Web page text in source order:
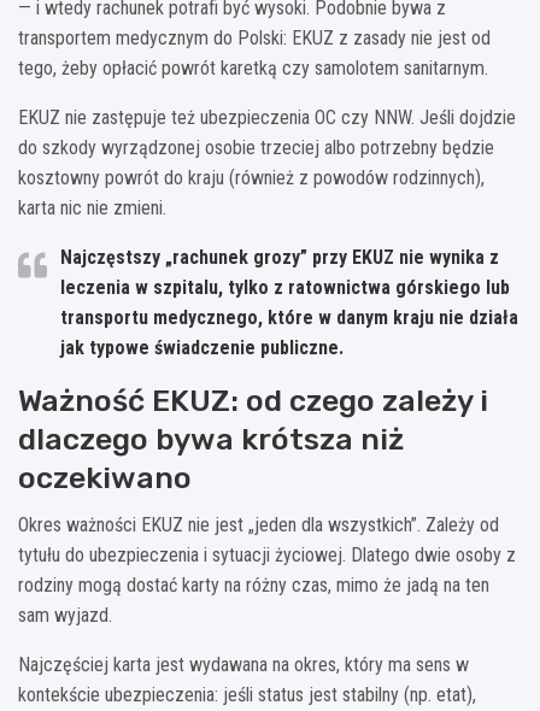
— i wtedy rachunek potrafi być wysoki. Podobnie bywa z
transportem medycznym do Polski: EKUZ z zasady nie jest od
tego, żeby opłacić powrót karetką czy samolotem sanitarnym.
EKUZ nie zastępuje też ubezpieczenia OC czy NNW. Jeśli dojdzie
do szkody wyrządzonej osobie trzeciej albo potrzebny będzie
kosztowny powrót do kraju (również z powodów rodzinnych),
karta nic nie zmieni.
Najczęstszy „rachunek grozy” przy EKUZ nie wynika z
leczenia w szpitalu, tylko z ratownictwa górskiego lub
transportu medycznego, które w danym kraju nie działa
jak typowe świadczenie publiczne.
Ważność EKUZ: od czego zależy i
dlaczego bywa krótsza niż
oczekiwano
Okres ważności EKUZ nie jest „jeden dla wszystkich”. Zależy od
tytułu do ubezpieczenia i sytuacji życiowej. Dlatego dwie osoby z
rodziny mogą dostać karty na różny czas, mimo że jadą na ten
sam wyjazd.
Najczęściej karta jest wydawana na okres, który ma sens w
kontekście ubezpieczenia: jeśli status jest stabilny (np. etat),